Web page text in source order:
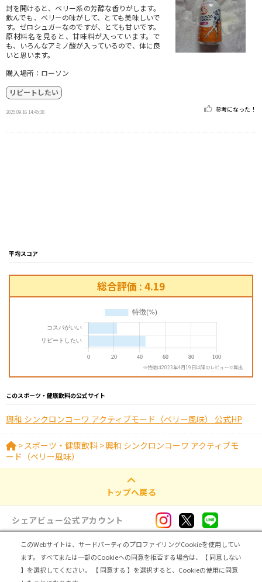
封を開けると、ベリー系の芳醇な香りがします。
飲んでも、ベリーの味がして、とても美味しいで
す。ゼロシュガーなのですが、とても甘いです。
原材料名を見ると、甘味料が入っています。で
も、いろんなアミノ酸が入っているので、体に良
いと思います。
購入場所：ローソン
リピートしたい
2025.09.16 14:45:38 参考になった！
平均スコア
総合評価 : 4.19
※特徴は2023年4月19日以降のレビューで算出
このスポーツ・健康飲料の公式サイト
興和 シンクロンコーワ アクティブモード（ベリー風味） 公式HP
> スポーツ・健康飲料 >興和 シンクロンコーワ アクティブモ
ード（ベリー風味）
トップへ戻る
シェアビュー公式アカウント
ログイン・新規登録
トップ | シェアビューとは レビュアー向け シェアビューインタビュー | カテゴリ一覧
このWebサイトは、サードパーティのプロファイリングCookieを使用してい
ます。
すべてまたは一部のCookieへの同意を拒否する場合は、【 同意しない
】を選択してください。
【 同意する 】を選択すると、Cookieの使用に同意